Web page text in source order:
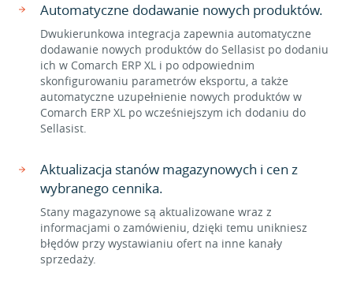
Automatyczne dodawanie nowych produktów.
Dwukierunkowa integracja zapewnia automatyczne
dodawanie nowych produktów do Sellasist po dodaniu
ich w Comarch ERP XL i po odpowiednim
skonfigurowaniu parametrów eksportu, a także
automatyczne uzupełnienie nowych produktów w
Comarch ERP XL po wcześniejszym ich dodaniu do
Sellasist.
Aktualizacja stanów magazynowych i cen z
wybranego cennika.
Stany magazynowe są aktualizowane wraz z
informacjami o zamówieniu, dzięki temu unikniesz
błędów przy wystawianiu ofert na inne kanały
sprzedaży.